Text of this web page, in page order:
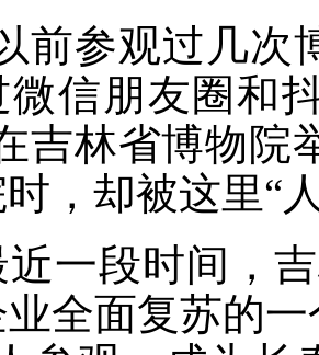
参观过几次博
微信朋友圈和
吉林省博物院
，却被这里“
段时间，吉
全面复苏的